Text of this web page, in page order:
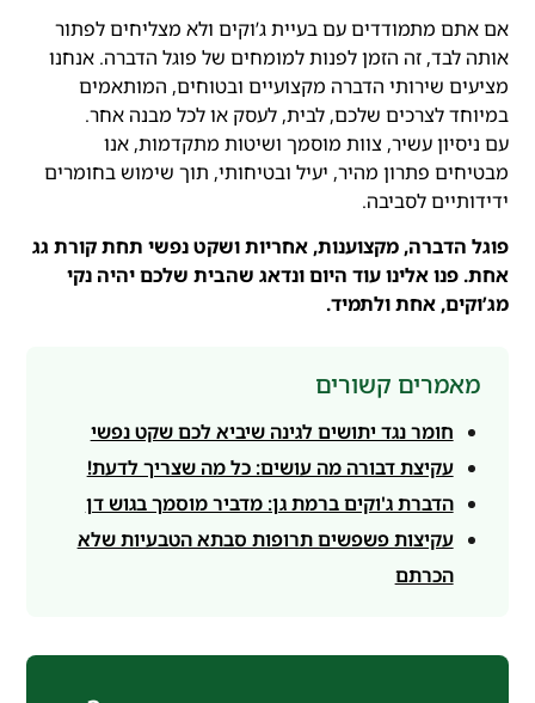
אם אתם מתמודדים עם בעיית ג’וקים ולא מצליחים לפתור
אותה לבד, זה הזמן לפנות למומחים של פוגל הדברה. אנחנו
מציעים שירותי הדברה מקצועיים ובטוחים, המותאמים
במיוחד לצרכים שלכם, לבית, לעסק או לכל מבנה אחר.
עם ניסיון עשיר, צוות מוסמך ושיטות מתקדמות, אנו
מבטיחים פתרון מהיר, יעיל ובטיחותי, תוך שימוש בחומרים
ידידותיים לסביבה.
פוגל הדברה, מקצוענות, אחריות ושקט נפשי תחת קורת גג
אחת. פנו אלינו עוד היום ונדאג שהבית שלכם יהיה נקי
מג’וקים, אחת ולתמיד.
מאמרים קשורים
חומר נגד יתושים לגינה שיביא לכם שקט נפשי
עקיצת דבורה מה עושים: כל מה שצריך לדעת!
הדברת ג'וקים ברמת גן: מדביר מוסמך בגוש דן
עקיצות פשפשים תרופות סבתא הטבעיות שלא
הכרתם